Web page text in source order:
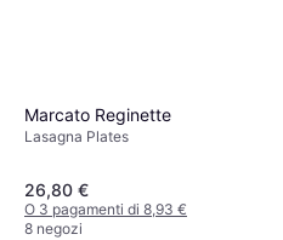
Marcato Reginette
Lasagna Plates
26,80 €
O 3 pagamenti di 8,93 €
8 negozi